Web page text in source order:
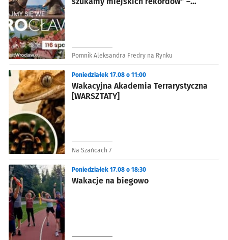
Pomnik Aleksandra Fredry na Rynku
Wakacyjna Akademia Terrarystyczna
[WARSZTATY]
Poniedziałek 17.08 o 11:00
Na Szańcach 7
Wakacje na biegowo
Poniedziałek 17.08 o 18:30